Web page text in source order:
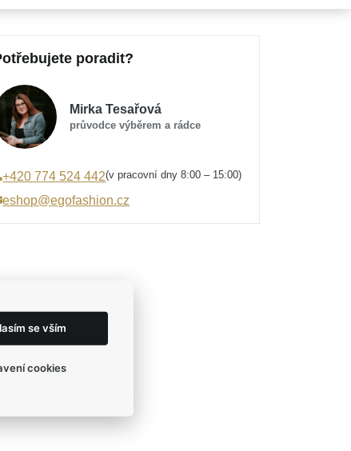
poradit?
Mirka Tesařová
průvodce výběrem a rádce
+420 774 524 442(v pracovní dny 8:00 – 15:00)
eshop@egofashion.cz
se vším
cookies